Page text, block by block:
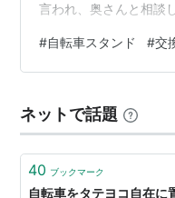
言われ、奥さんと相談
ね www.monotaro.com
めて、スタンドを抜き
ことができました。 不
ます。 私にもできま
#自転車スタンド #交
ネットで話題
40 ブックマーク
自転車をタテヨコ自在に